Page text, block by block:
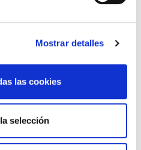
Mostrar detalles
las cookies
selección